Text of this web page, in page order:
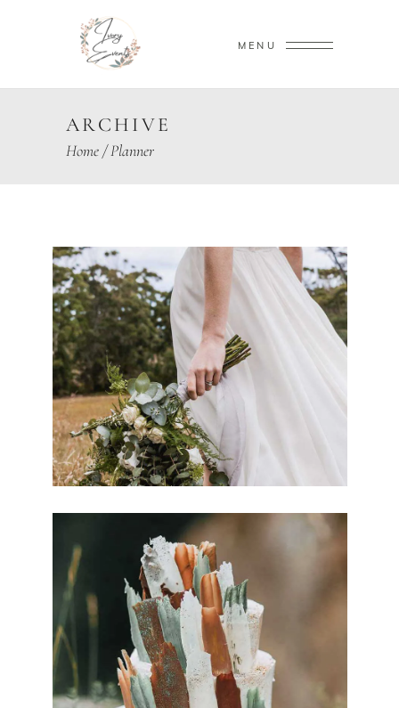
MENU
ARCHIVE
Home/Planner